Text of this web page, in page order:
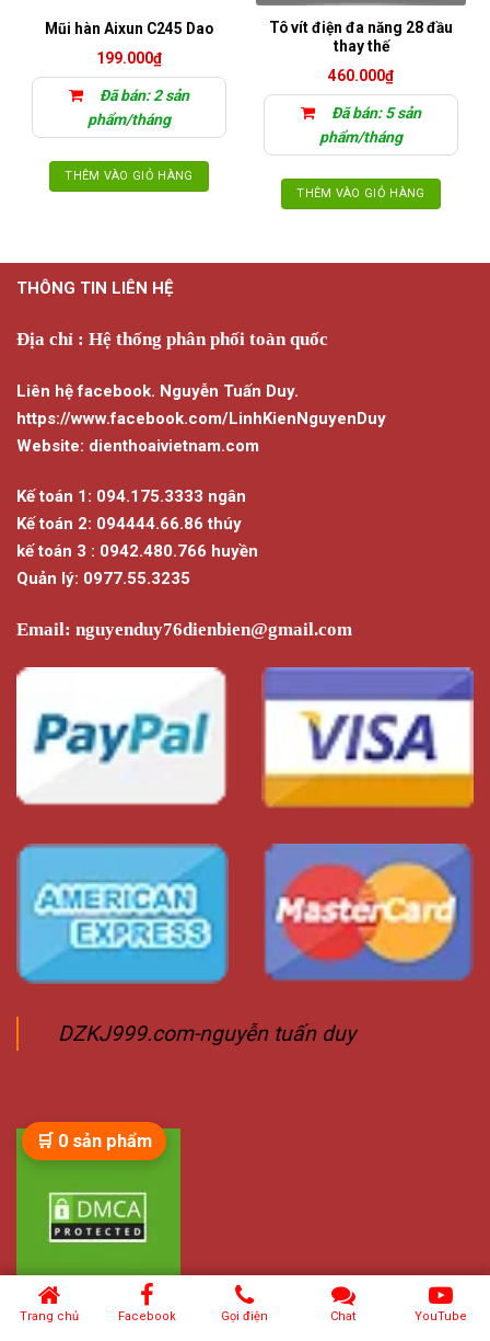
Mũi hàn Aixun C245 Dao
199.000₫
Đã bán: 2 sản
phẩm/tháng
THÊM VÀO GIỎ HÀNG
Tô vít điện đa năng 28 đầu
thay thế
460.000₫
Đã bán: 5 sản
phẩm/tháng
THÊM VÀO GIỎ HÀNG
THÔNG TIN LIÊN HỆ
Địa chỉ : Hệ thống phân phối toàn quốc
Liên hệ facebook. Nguyễn Tuấn Duy.
https://www.facebook.com/LinhKienNguyenDuy
Website: dienthoaivietnam.com
Kế toán 1: 094.175.3333 ngân
Kế toán 2: 094444.66.86 thúy
kế toán 3 : 0942.480.766 huyền
Quản lý: 0977.55.3235
Email: nguyenduy76dienbien@gmail.com
DZKJ999.com-nguyễn tuấn duy
Trang chủ Facebook Gọi điện Chat YouTube
🛒 0 sản phẩm